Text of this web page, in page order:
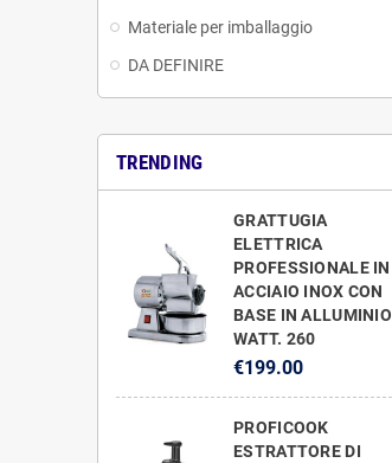
Materiale per imballaggio
DA DEFINIRE
TRENDING
GRATTUGIA
ELETTRICA
PROFESSIONALE IN
ACCIAIO INOX CON
BASE IN ALLUMINIO
WATT. 260
€199.00
PROFICOOK
ESTRATTORE DI